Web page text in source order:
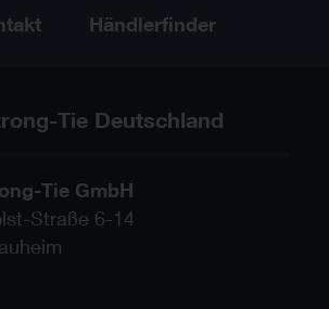
Händlerfinder
Tie Deutschland
Tie GmbH
Straße 6-14